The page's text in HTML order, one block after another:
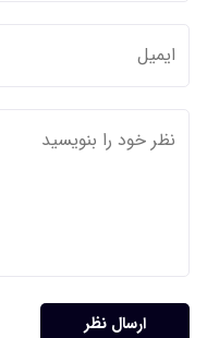
ارسال نظر